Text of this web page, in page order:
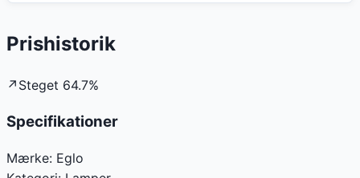
Prishistorik
↗ Steget 64.7%
Specifikationer
Mærke: Eglo